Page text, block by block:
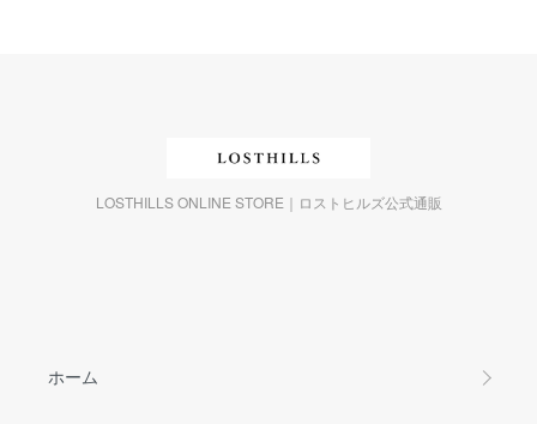
LOSTHILLS ONLINE STORE｜ロストヒルズ公式通販
ホーム